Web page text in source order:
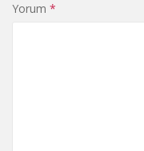
Yorum *